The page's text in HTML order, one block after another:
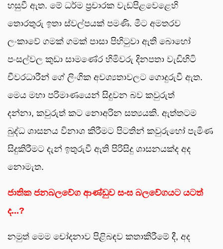
හසුවී ඇත. මේ ධර්ම ප්‍රචාරක වැඩපිළවෙළෙහි
තොරතුරු ඉතා ස්වල්පයක් පමණි. මීට අමතරව
ලංකාවේ ගමක් ගමක් පාසා පිහිටුවා ඇති බොහෝ
පංසල්වල කුඩා සාමණේර හිමිවරු දිනපතා වැඩිහිටි
චීවරධාරීන් ගේ ලිංගික අවශ්‍යතාවලට ගොදුරුවී ඇත.
මෙය මහා පරිමාණයෙන් සිදුවන බව කවුරුත්
දන්නා, කවුරුත් කට නොඅරින සත්‍යයකි. ඇත්තටම
බුද්ධ ශාසනය විනාශ කිරීමට පිටතින් කවුරුහෝ පැමිණ
සිදුකිරීමට දැන් ඉතුරුවී ඇති පිරිසිදු ශාසනයක්ද අද
නොමැත.
ජාතික ජනබලවේග ආණ්ඩුව සංඝ බලවේගයට යටත්
ද...?
නමුත් මෙම චෝදනාව පිළිබඳව කතාකිරීමේ දී, අද